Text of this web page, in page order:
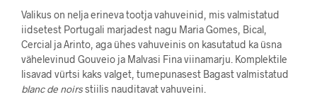
Valikus on nelja erineva tootja vahuveinid, mis valmistatud
iidsetest Portugali marjadest nagu Maria Gomes, Bical,
Cercial ja Arinto, aga ühes vahuveinis on kasutatud ka üsna
vähelevinud Gouveio ja Malvasi Fina viinamarju. Komplektile
lisavad vürtsi kaks valget, tumepunasest Bagast valmistatud
blanc de noirsstiilis nauditavat vahuveini.